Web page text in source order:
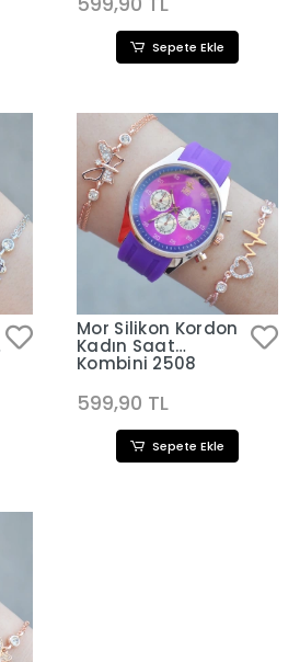
Sepete Ekle
Mor Silikon Kordon
Kadın Saat
Kombini 2508
599,90 TL
Sepete Ekle